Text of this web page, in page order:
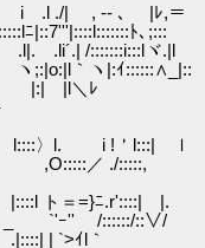
i .l ./| , ‐- ､ |ﾚ,＝
|::7'''|::::l:::::::ﾄ､;:::
.li´.| /:::::::i:::lヾ.|l
｀ヽ|:ｲ::::::∧_|::
|:| |l＼ﾚ
ﾍ{. `ｰ''-
l::::〉l. i !＇l:::| ｌ
／ ./:::::,
|::::l ト＝=}ﾆ.r'::::| |.
ｰ'' /::::::/::∨/
| `>ｲl｀